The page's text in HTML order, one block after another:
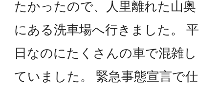
たかったので、人里離れた山奥
にある洗車場へ行きました。 平
日なのにたくさんの車で混雑し
ていました。 緊急事態宣言で仕